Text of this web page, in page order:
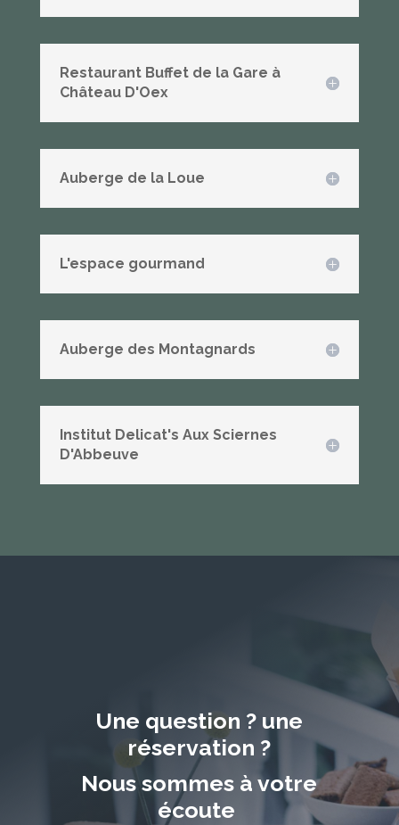
Restaurant Buffet de la Gare à
Château D'Oex
Auberge de la Loue
L'espace gourmand
Auberge des Montagnards
Institut Delicat's Aux Sciernes
D'Abbeuve
Une question ? une
réservation ?
Nous sommes à votre
écoute